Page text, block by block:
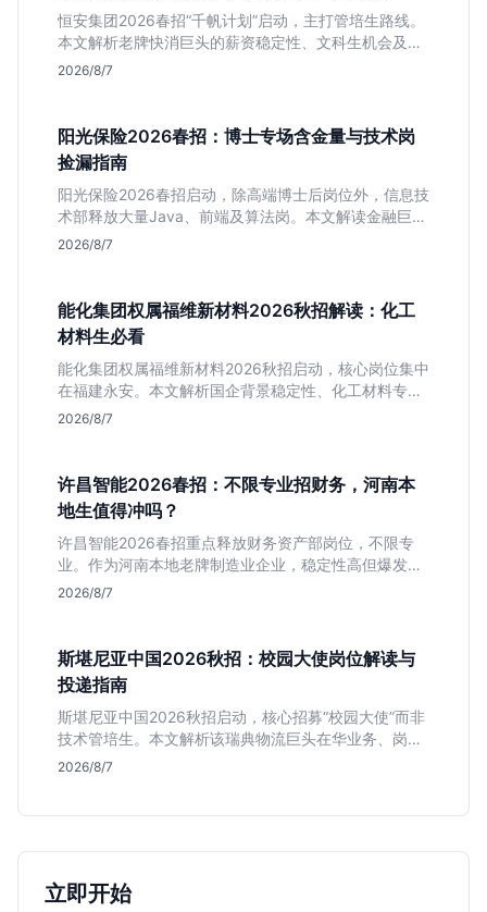
恒安集团2026春招“千帆计划”启动，主打管培生路线。
本文解析老牌快消巨头的薪资稳定性、文科生机会及决
策链条长的局限，帮你判断是否值得投递。
2026/8/7
阳光保险2026春招：博士专场含金量与技术岗
捡漏指南
阳光保险2026春招启动，除高端博士后岗位外，信息技
术部释放大量Java、前端及算法岗。本文解读金融巨头
校招门槛，分析技术岗需求与投递价值，助你快速判断
2026/8/7
能化集团权属福维新材料2026秋招解读：化工
材料生必看
能化集团权属福维新材料2026秋招启动，核心岗位集中
在福建永安。本文解析国企背景稳定性、化工材料专业
匹配度及工作地点限制，助理工科生判断是否值得投
2026/8/7
许昌智能2026春招：不限专业招财务，河南本
地生值得冲吗？
许昌智能2026春招重点释放财务资产部岗位，不限专
业。作为河南本地老牌制造业企业，稳定性高但爆发涨
薪机会少。适合想在本地积累工业场景经验的应届生。
2026/8/7
斯堪尼亚中国2026秋招：校园大使岗位解读与
投递指南
斯堪尼亚中国2026秋招启动，核心招募“校园大使”而非
技术管培生。本文解析该瑞典物流巨头在华业务、岗位
真实职责及不限专业背后的竞争逻辑，助你判断是否值
2026/8/7
立即开始